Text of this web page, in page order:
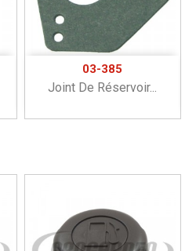
03-385
Joint De Réservoir...